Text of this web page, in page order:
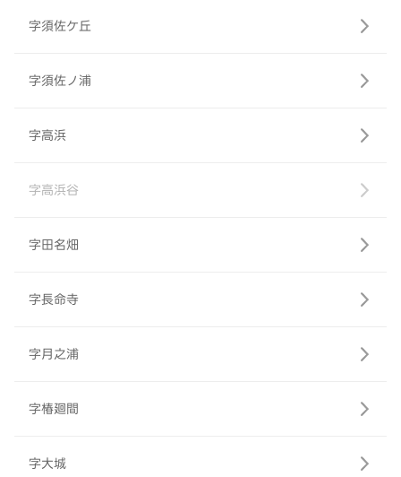
字須佐ケ丘
字須佐ノ浦
字高浜
字高浜谷
字田名畑
字長命寺
字月之浦
字椿廻間
字大城